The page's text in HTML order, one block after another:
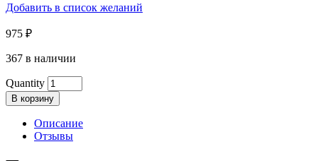
Добавить в список желаний
975 ₽
367 в наличии
Quantity
В корзину
Описание
Отзывы